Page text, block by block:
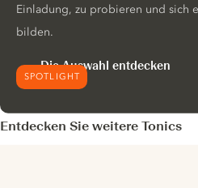
SPOTLIGHT
Einladung, zu probieren und sich
bilden.
Die Auswahl entdecken
Entdecken Sie weitere Tonics